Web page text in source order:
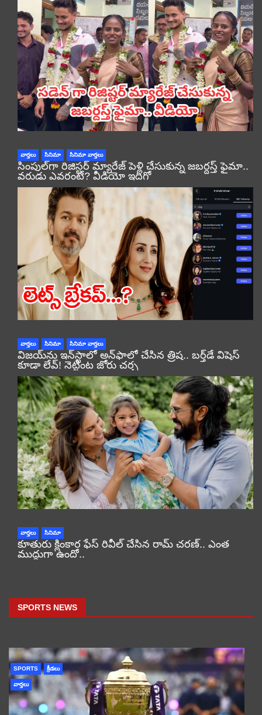
వార్తలు సినిమా సినిమా వార్తలు
సింపుల్‌గా రిజిస్టర్‌ మ్యారేజ్ పెళ్లి చేసుకున్న జబర్దస్త్ ఫైమా..
వరుడు ఎవరంటే? వీడియో ఇదిగో
వార్తలు సినిమా సినిమా వార్తలు
విజయ్‌ను ఇన్‌స్టాలో అన్‌ఫాలో చేసిన త్రిష.. బర్త్‌డే విషెస్
కూడా లేవ్! నెట్టింట జోరు చర్చ
వార్తలు సినిమా
కూతురు క్లింకార ఫేస్ రివీల్ చేసిన రామ్ చరణ్.. ఎంత
ముద్దుగా ఉందో..
SPORTS NEWS
SPORTS క్రీడలు
వార్తలు